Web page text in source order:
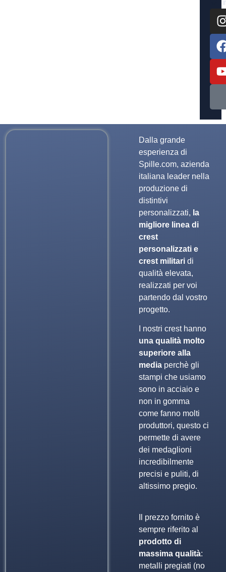
Dalla grande
esperienza di
Spille.com, azienda
italiana leader nella
produzione di
distintivi
personalizzati, la
migliore linea di
crest
personalizzati e
crest militaridi
qualità elevata,
realizzati per voi
partendo dal vostro
progetto.
I nostri crest hanno
una qualità molto
superiore alla
mediaperchè gli
stampi che usiamo
sono in acciaio e
non in gomma
come fanno molti
produttori, questo ci
permette di avere
dei medaglioni
incredibilmente
precisi e puliti, di
altissimo pregio.
Il prezzo fornito è
sempre riferito al
prodotto di
massima qualità:
metalli pregiati (no